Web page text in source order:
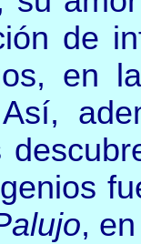
de
en
,